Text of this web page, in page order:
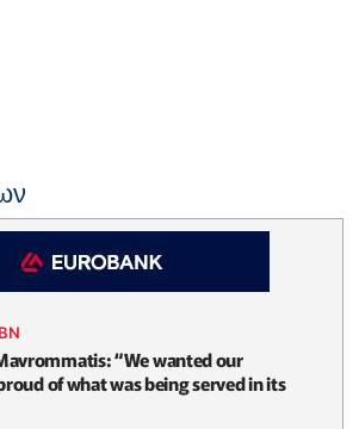
“We wanted our
of what was being served in its